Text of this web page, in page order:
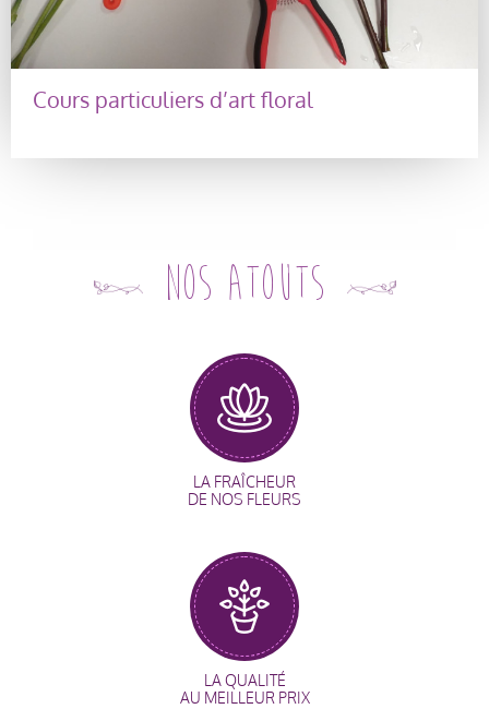
Cours particuliers d’art floral
Nos atouts
LA FRAÎCHEUR
DE NOS FLEURS
LA QUALITÉ
AU MEILLEUR PRIX